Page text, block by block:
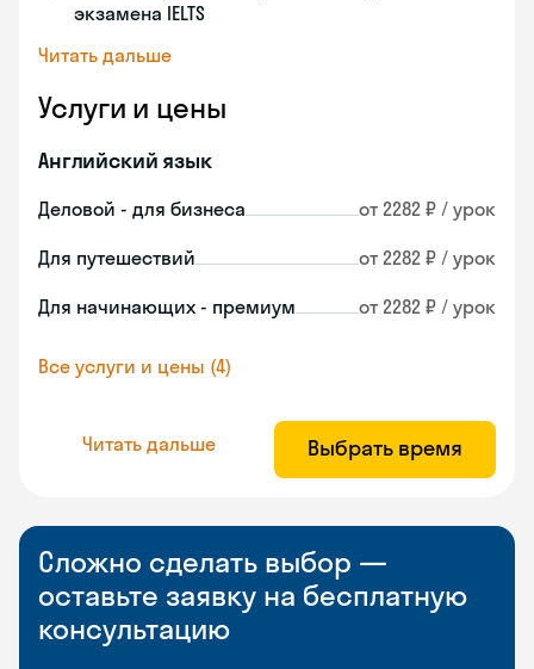
экзамена IELTS
Читать дальше
Услуги и цены
Английский язык
Деловой - для бизнеса от 2282 ₽ / урок
Для путешествий от 2282 ₽ / урок
Для начинающих - премиум от 2282 ₽ / урок
Все услуги и цены (4)
Читать дальше Выбрать время
Сложно сделать выбор —
оставьте заявку на бесплатную
консультацию